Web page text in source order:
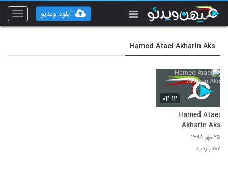
Toggle
آپلود ویدیو
Hamed Ataei Akharin Aks
۰۴:۱۲
Hamed Ataei
Akharin Aks
۲۵ مهر ۱۳۹۸
۲۰۲ بازدید